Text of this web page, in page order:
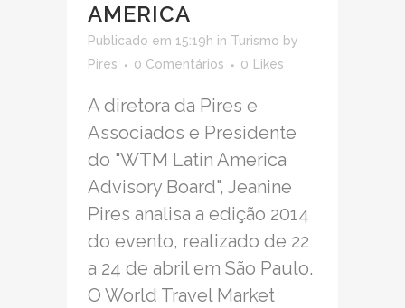
AMERICA
Publicado em 15:19h in Turismo by
Pires
0 Comentários 0 Likes
A diretora da Pires e
Associados e Presidente
do "WTM Latin America
Advisory Board", Jeanine
Pires analisa a edição 2014
do evento, realizado de 22
a 24 de abril em São Paulo.
O World Travel Market